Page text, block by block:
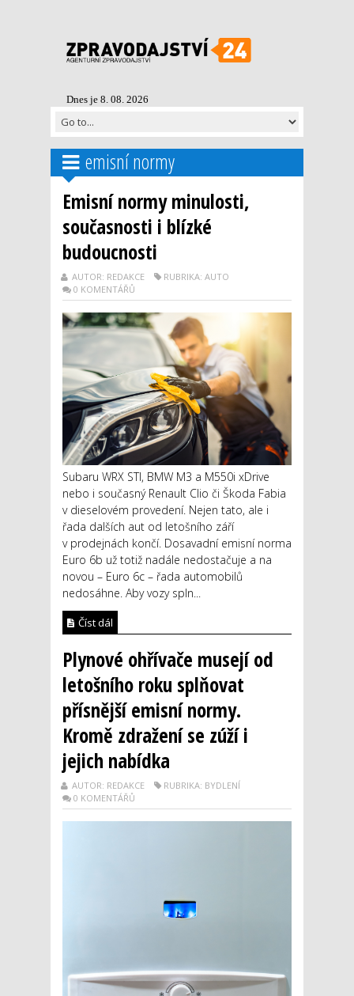
Dnes je 8. 08. 2026
emisní normy
Emisní normy minulosti,
současnosti i blízké
budoucnosti
AUTOR: REDAKCE
RUBRIKA: AUTO
0 KOMENTÁŘŮ
Subaru WRX STI, BMW M3 a M550i xDrive
nebo i současný Renault Clio či Škoda Fabia
v dieselovém provedení. Nejen tato, ale i
řada dalších aut od letošního září
v prodejnách končí. Dosavadní emisní norma
Euro 6b už totiž nadále nedostačuje a na
novou – Euro 6c – řada automobilů
nedosáhne. Aby vozy spln...
Číst dál
Plynové ohřívače musejí od
letošního roku splňovat
přísnější emisní normy.
Kromě zdražení se zúží i
jejich nabídka
AUTOR: REDAKCE
RUBRIKA: BYDLENÍ
0 KOMENTÁŘŮ